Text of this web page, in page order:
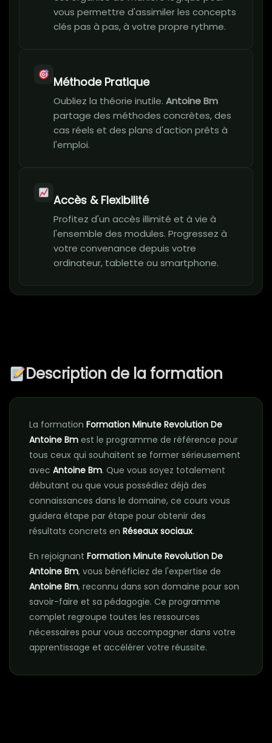
vous permettre d'assimiler les concepts
clés pas à pas, à votre propre rythme.
Méthode Pratique
Oubliez la théorie inutile. Antoine Bm
partage des méthodes concrètes, des
cas réels et des plans d'action prêts à
l'emploi.
Accès & Flexibilité
Profitez d'un accès illimité et à vie à
l'ensemble des modules. Progressez à
votre convenance depuis votre
ordinateur, tablette ou smartphone.
Description de la formation
La formation Formation Minute Revolution De
Antoine Bm est le programme de référence pour
tous ceux qui souhaitent se former sérieusement
avec Antoine Bm. Que vous soyez totalement
débutant ou que vous possédiez déjà des
connaissances dans le domaine, ce cours vous
guidera étape par étape pour obtenir des
résultats concrets en Réseaux sociaux.
En rejoignant Formation Minute Revolution De
Antoine Bm, vous bénéficiez de l'expertise de
Antoine Bm, reconnu dans son domaine pour son
savoir-faire et sa pédagogie. Ce programme
complet regroupe toutes les ressources
nécessaires pour vous accompagner dans votre
apprentissage et accélérer votre réussite.